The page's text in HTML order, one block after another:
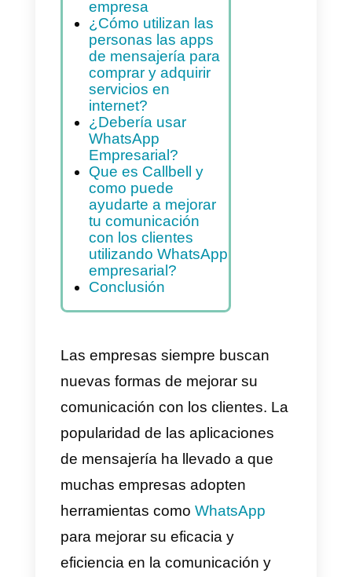
¿Cómo utilizan
WhatsApp las
empresas?
Importancia y
beneficios de usar
WhatsApp en tu
empresa
¿Cómo utilizan las
personas las apps
de mensajería para
comprar y adquirir
servicios en
internet?
¿Debería usar
WhatsApp
Empresarial?
como puede
ayudarte a mejorar
tu comunicación
con los clientes
utilizando WhatsApp
empresarial?
Conclusión
Las empresas siempre buscan